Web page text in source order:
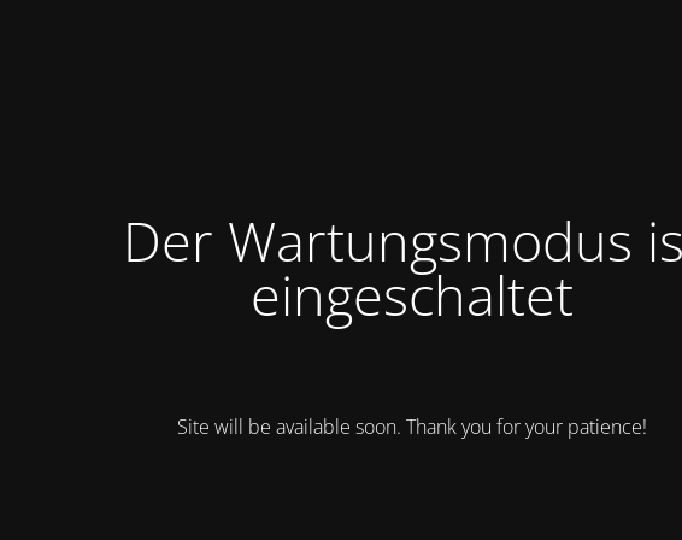
Der Wartungsmodus
eingeschaltet
Site will be available soon. Thank you for your patience!